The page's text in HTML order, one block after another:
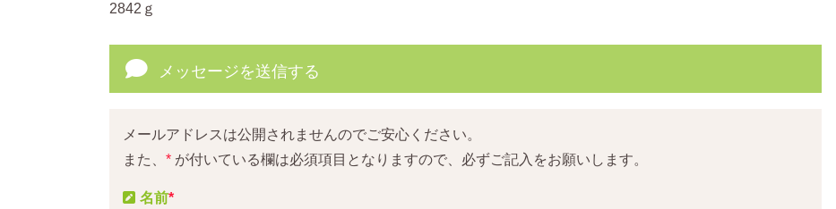
2842ｇ
メッセージを送信する
メールアドレスは公開されませんのでご安心ください。
また、 * が付いている欄は必須項目となりますので、必ずご記入をお願いします。
名前*